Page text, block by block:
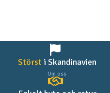
Raketer
Scooter & elfordon
Störsti Skandinavien
Om oss